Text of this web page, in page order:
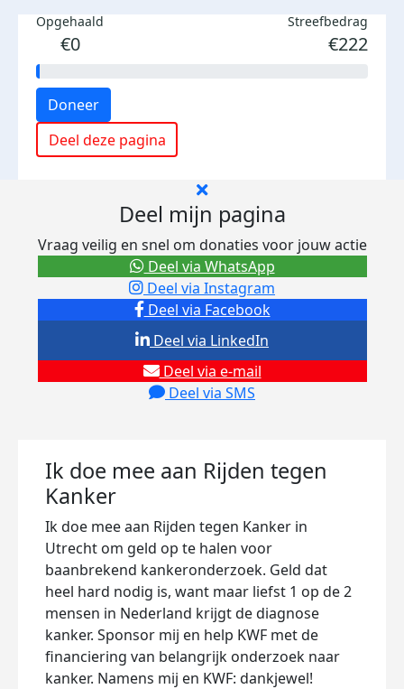
Opgehaald
€0
Streefbedrag
€222
Doneer
Deel deze pagina
Deel mijn pagina
Vraag veilig en snel om donaties voor jouw actie
Deel via Facebook
Deel via Instagram
Deel via e-mail
Deel via SMS
Deel via LinkedIn
Deel via WhatsApp
Ik doe mee aan Rijden tegen
Kanker
Ik doe mee aan Rijden tegen Kanker in
Utrecht om geld op te halen voor
baanbrekend kankeronderzoek. Geld dat
heel hard nodig is, want maar liefst 1 op de 2
mensen in Nederland krijgt de diagnose
kanker. Sponsor mij en help KWF met de
financiering van belangrijk onderzoek naar
kanker. Namens mij en KWF: dankjewel!